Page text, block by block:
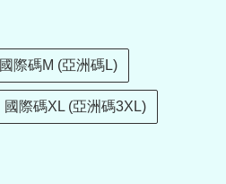
國際碼M (亞洲碼L)
國際碼XL (亞洲碼3XL)